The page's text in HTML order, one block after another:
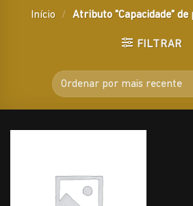
Início / Atributo "Capacidade" de
FILTRAR